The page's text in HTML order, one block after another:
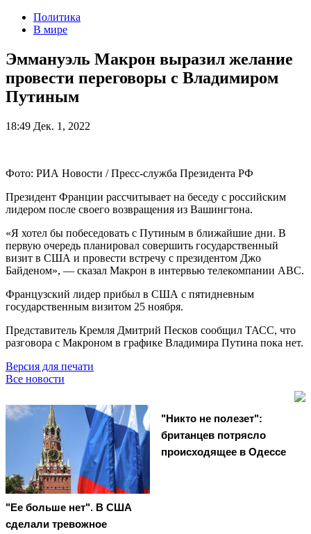
Политика
В мире
Эммануэль Макрон выразил желание
провести переговоры с Владимиром
Путиным
18:49 Дек. 1, 2022
Фото: РИА Новости / Пресс-служба Президента РФ
Президент Франции рассчитывает на беседу с российским
лидером после своего возвращения из Вашингтона.
«Я хотел бы побеседовать с Путиным в ближайшие дни. В
первую очередь планировал совершить государственный
визит в США и провести встречу с президентом Джо
Байденом», — сказал Макрон в интервью телекомпании АВС.
Французский лидер прибыл в США с пятидневным
государственным визитом 25 ноября.
Представитель Кремля Дмитрий Песков сообщил ТАСС, что
разговора с Макроном в графике Владимира Путина пока нет.
Версия для печати
Все новости
"Ее больше нет". В США
сделали тревожное
"Никто не полезет":
британцев потрясло
происходящее в Одессе